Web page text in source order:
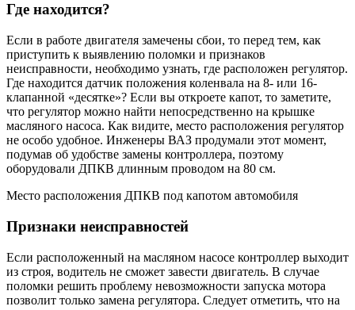
Где находится?
Если в работе двигателя замечены сбои, то перед тем, как
приступить к выявлению поломки и признаков
неисправности, необходимо узнать, где расположен регулятор.
Где находится датчик положения коленвала на 8- или 16-
клапанной «десятке»? Если вы откроете капот, то заметите,
что регулятор можно найти непосредственно на крышке
масляного насоса. Как видите, место расположения регулятор
не особо удобное. Инженеры ВАЗ продумали этот момент,
подумав об удобстве замены контроллера, поэтому
оборудовали ДПКВ длинным проводом на 80 см.
Место расположения ДПКВ под капотом автомобиля
Признаки неисправностей
Если расположенный на масляном насосе контроллер выходит
из строя, водитель не сможет завести двигатель. В случае
поломки решить проблему невозможности запуска мотора
позволит только замена регулятора. Следует отметить, что на